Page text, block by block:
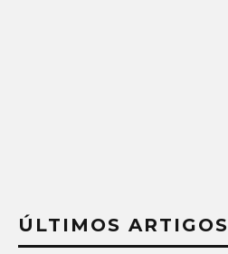
ÚLTIMOS ARTIGOS